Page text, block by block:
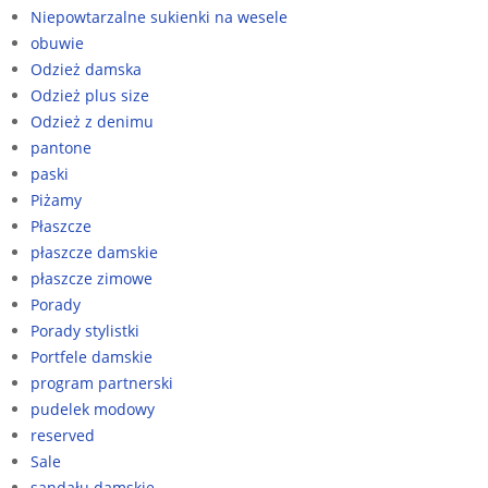
Niepowtarzalne sukienki na wesele
obuwie
Odzież damska
Odzież plus size
Odzież z denimu
pantone
paski
Piżamy
Płaszcze
płaszcze damskie
płaszcze zimowe
Porady
Porady stylistki
Portfele damskie
program partnerski
pudelek modowy
reserved
Sale